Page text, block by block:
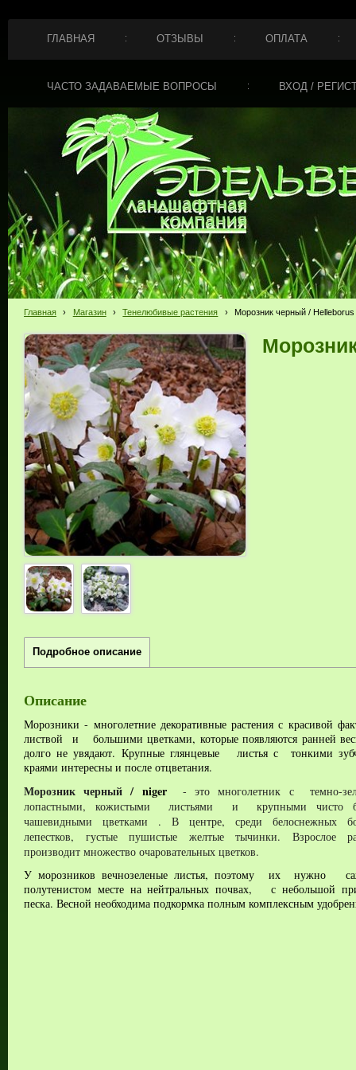
ГЛАВНАЯ ОТЗЫВЫ ОПЛАТА
ЧАСТО ЗАДАВАЕМЫЕ ВОПРОСЫ ВХОД /
Главная › Магазин › Тенелюбивые растения › Морозник черный / Helleborus
Подробное описание
Описание
Морозники - многолетние декоративные растения с красивой
листвой и большими цветками, которые появляются ранней
долго не увядают. Крупные глянцевые листья с тонкими
краями интересны и после отцветания.
Морозник черный / niger - это многолетник с
лопастными, кожистыми листьями и крупными чисто
чашевидными цветками
. В центре, среди белоснежных
лепестков, густые пушистые желтые тычинки. Взрослое
производит множество очаровательных цветков.
У морозников вечнозеленые листья, поэтому их нужно
полутенистом месте на нейтральных почвах, с небольшой
песка. Весной необходима подкормка полным комплексным